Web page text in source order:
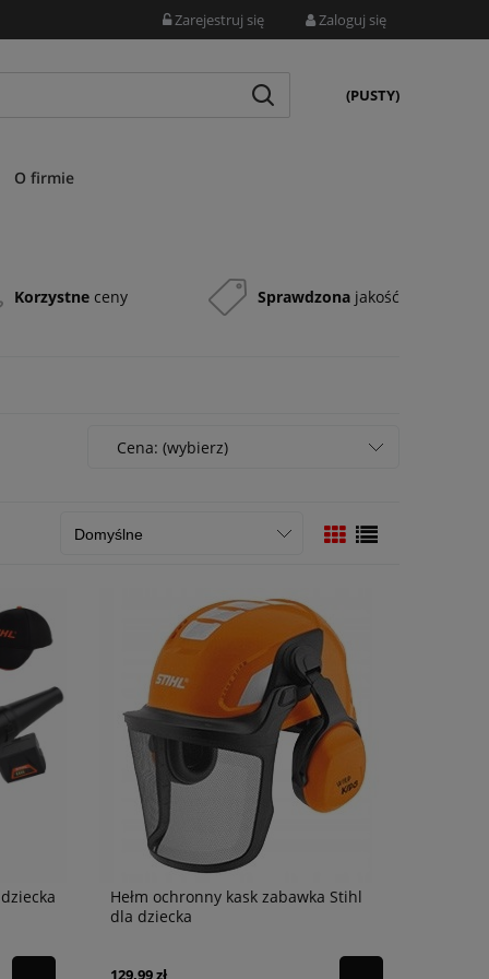
Zarejestruj się Zaloguj się
(PUSTY)
O firmie
Korzystneceny Sprawdzona jakość
Cena: (wybierz)
Hełm ochronny kask zabawka Stihl
dla dziecka
129,99 zł